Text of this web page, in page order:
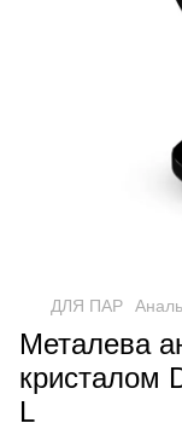
ДЛЯ ПАР
Металева
кристалом
L